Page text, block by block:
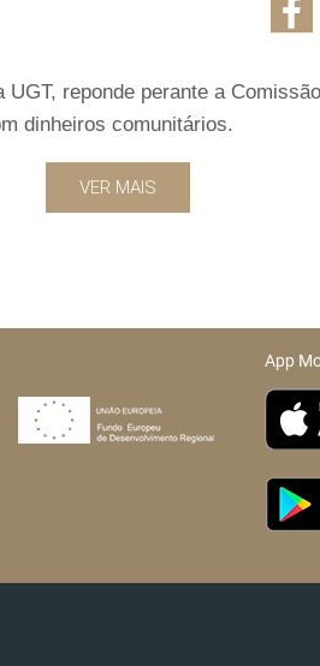
reponde perante a
dinheiros comunitários.
VER MAIS
App